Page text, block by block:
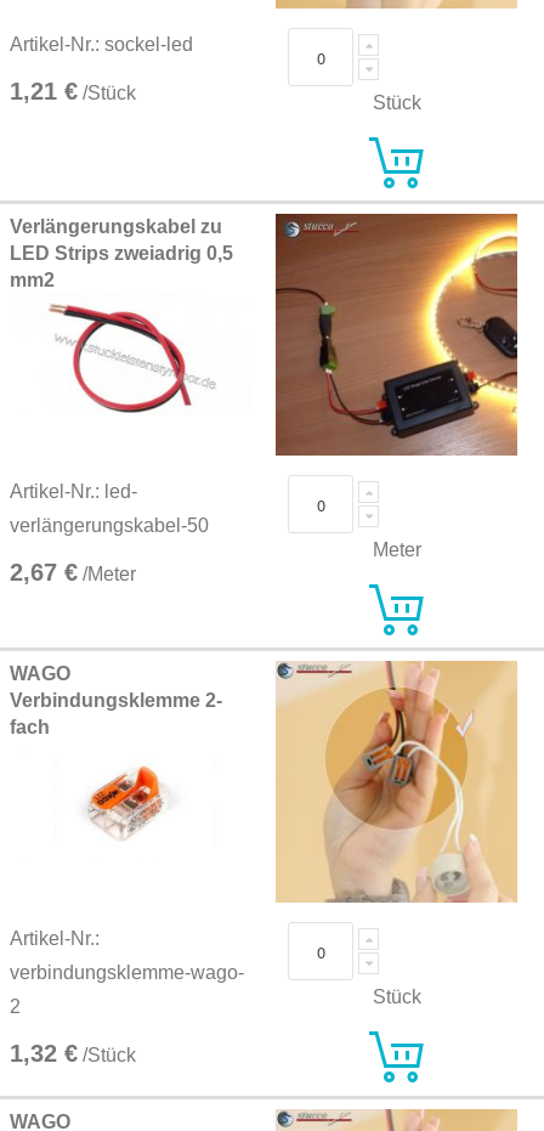
Artikel-Nr.: sockel-led
1,21 € /Stück Stück
Verlängerungskabel zu
LED Strips zweiadrig 0,5
mm2
Artikel-Nr.: led-
verlängerungskabel-50
2,67 € /Meter
Meter
WAGO
Verbindungsklemme 2-
fach
Artikel-Nr.:
verbindungsklemme-wago-
2
1,32 € /Stück
Stück
WAGO